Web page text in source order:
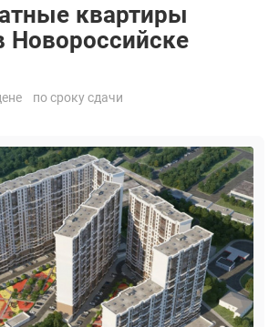
квартиры
Новороссийске
по сроку сдачи